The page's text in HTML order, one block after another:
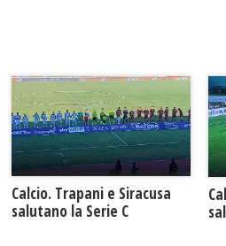
Calcio. Trapani e Siracusa
salutano la Serie C